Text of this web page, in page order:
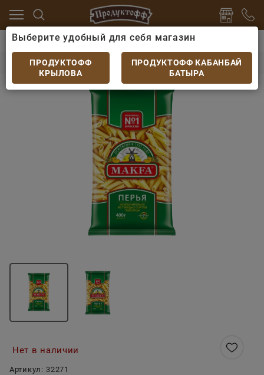
Макароны, паста
Макароны Макфа Перья
Макароны Макфа Перья 400гр
Нет в наличии
Артикул: 32271
Выберите удобный для себя магазин
ПРОДУКТОФФ
КРЫЛОВА
ПРОДУКТОФФ КАБАНБАЙ
БАТЫРА